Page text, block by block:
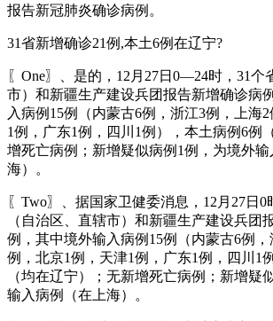
报告新冠肺炎确诊病例。
31省新增确诊21例,本土6例在辽宁?
〖One〗、是的，12月27日0—24时，31个
市）和新疆生产建设兵团报告新增确诊病
入病例15例（内蒙古6例，浙江3例，上海
1例，广东1例，四川1例），本土病例6例
增死亡病例；新增疑似病例1例，为境外输
海）。
〖Two〗、据国家卫健委消息，12月27日0
（自治区、直辖市）和新疆生产建设兵团
例，其中境外输入病例15例（内蒙古6例，
例，北京1例，天津1例，广东1例，四川1
（均在辽宁）；无新增死亡病例；新增疑
输入病例（在上海）。